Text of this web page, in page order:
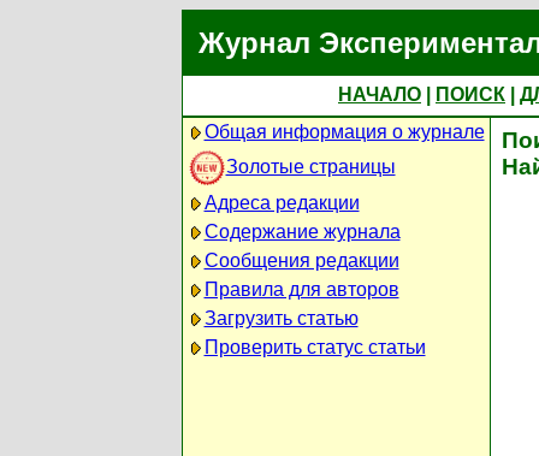
Журнал
НАЧАЛО ПОИСК
Общая информация о журнале
Золотые страницы
Адреса редакции
Содержание журнала
Сообщения редакции
Правила для авторов
Загрузить статью
Проверить статус статьи